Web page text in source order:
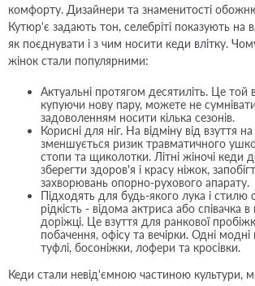
комфорту. Дизайнери та знаменитості
Кутюр'є задають тон, селебріті показують на
як поєднувати і з чим носити кеди влітку.
жінок стали популярними:
Актуальні протягом десятиліть. Це той
купуючи нову пару, можете не
задоволенням носити кілька сезонів.
Корисні для ніг. На відміну від взуття
зменшується ризик травматичного
стопи та щиколотки. Літні жіночі кеди
зберегти здоров'я і красу ніжок,
захворювань опорно-рухового апарату.
Підходять для будь-якого лука і стилю
рідкість - відома актриса або співачка
доріжці. Це взуття для ранкової
побачення, офісу та вечірки. Одні
туфлі, босоніжки, лофери та кросівки.
Кеди стали невід'ємною частиною культури,